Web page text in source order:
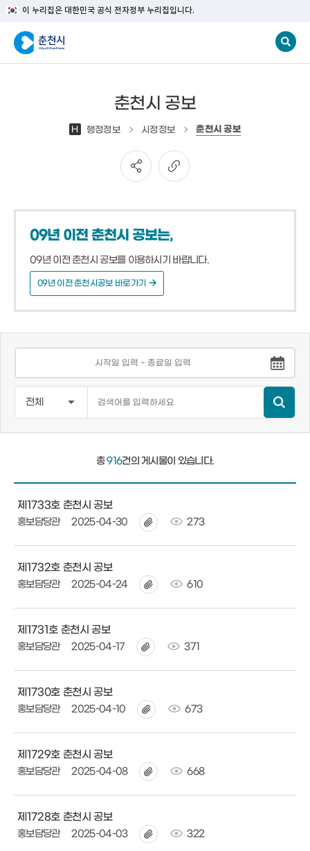
이 누리집은 대한민국 공식 전자정부 누리집입니다.
춘천시 공보
H 행정정보 시정정보 춘천시 공보
09년 이전 춘천시 공보는,
09년 이전 춘천시 공보를 이용하시기 바랍니다.
09년 이전 춘천시공보 바로가기
총916건의 게시물이 있습니다.
제1733호 춘천시 공보
홍보담당관 2025-04-30 273
제1732호 춘천시 공보
홍보담당관 2025-04-24 610
제1731호 춘천시 공보
홍보담당관 2025-04-17 371
제1730호 춘천시 공보
홍보담당관 2025-04-10 673
제1729호 춘천시 공보
홍보담당관 2025-04-08 668
제1728호 춘천시 공보
홍보담당관 2025-04-03 322